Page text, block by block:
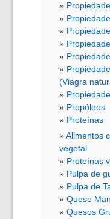
(Viagra
Propóleos
Proteínas
Alimentos
vegetal
Proteínas
Pulpa de
Pulpa de
Queso
Quesos